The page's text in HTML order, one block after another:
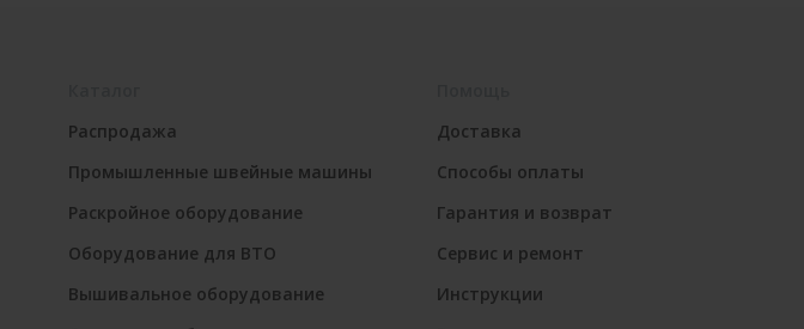
Распродажа
Промышленные швейные машины
Раскройное оборудование
Оборудование для ВТО
Вышивальное оборудование
Доставка
Способы оплаты
Гарантия и возврат
Сервис и ремонт
Инструкции